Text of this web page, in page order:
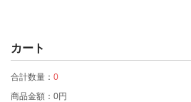
カート
合計数量： 0
商品金額： 0円